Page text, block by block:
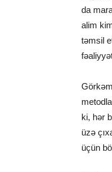
da
alim
təmsil
ki, hər
üzə
üçün